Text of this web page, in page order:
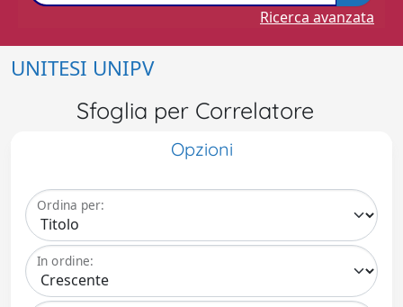
Ricerca avanzata
UNITESI UNIPV
Sfoglia per Correlatore
Opzioni
Ordina per:
In ordine: